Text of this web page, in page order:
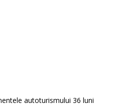
autoturismului 36 luni